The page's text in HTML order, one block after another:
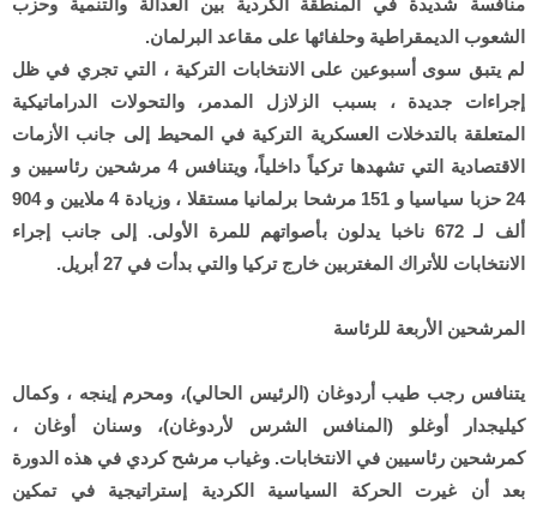
الشعوب الديمقراطية وحلفائها على مقاعد البرلمان.
لم يتبق سوى أسبوعين على الانتخابات التركية ، التي تجري في ظل
إجراءات جديدة ، بسبب الزلازل المدمر، والتحولات الدراماتيكية
المتعلقة بالتدخلات العسكرية التركية في المحيط إلى جانب الأزمات
الاقتصادية التي تشهدها تركياً داخلياً، ويتنافس 4 مرشحين رئاسيين و
24 حزبا سياسيا و 151 مرشحا برلمانيا مستقلا ، وزيادة 4 ملايين و 904
ألف لـ 672 ناخبا يدلون بأصواتهم للمرة الأولى. إلى جانب إجراء
الانتخابات للأتراك المغتربين خارج تركيا والتي بدأت في 27 أبريل.
المرشحين الأربعة للرئاسة
يتنافس رجب طيب أردوغان (الرئيس الحالي)، ومحرم إينجه ، وكمال
كيليجدار أوغلو (المنافس الشرس لأردوغان)، وسنان أوغان ،
كمرشحين رئاسيين في الانتخابات. وغياب مرشح كردي في هذه الدورة
بعد أن غيرت الحركة السياسية الكردية إستراتيجية في تمكين